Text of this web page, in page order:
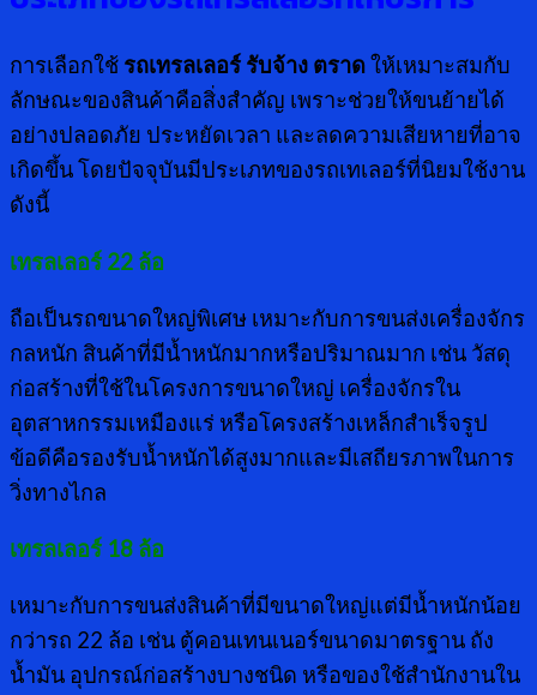
การเลือกใช้ รถเทรลเลอร์ รับจ้าง ตราดให้เหมาะสมกับ
ลักษณะของสินค้าคือสิ่งสำคัญ เพราะช่วยให้ขนย้ายได้
อย่างปลอดภัย ประหยัดเวลา และลดความเสียหายที่อาจ
เกิดขึ้น โดยปัจจุบันมีประเภทของรถเทเลอร์ที่นิยมใช้งาน
ดังนี้
เทรลเลอร์ 22 ล้อ
ถือเป็นรถขนาดใหญ่พิเศษ เหมาะกับการขนส่งเครื่องจักร
กลหนัก สินค้าที่มีน้ำหนักมากหรือปริมาณมาก เช่น วัสดุ
ก่อสร้างที่ใช้ในโครงการขนาดใหญ่ เครื่องจักรใน
อุตสาหกรรมเหมืองแร่ หรือโครงสร้างเหล็กสำเร็จรูป
ข้อดีคือรองรับน้ำหนักได้สูงมากและมีเสถียรภาพในการ
วิ่งทางไกล
เทรลเลอร์ 18 ล้อ
เหมาะกับการขนส่งสินค้าที่มีขนาดใหญ่แต่มีน้ำหนักน้อย
กว่ารถ 22 ล้อ เช่น ตู้คอนเทนเนอร์ขนาดมาตรฐาน ถัง
น้ำมัน อุปกรณ์ก่อสร้างบางชนิด หรือของใช้สำนักงานใน